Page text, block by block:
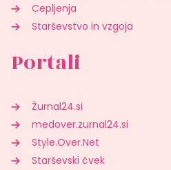
Cepljenja
Starševstvo in vzgoja
Portali
Žurnal24.si
medover.zurnal24.si
Style.Over.Net
Starševski čvek